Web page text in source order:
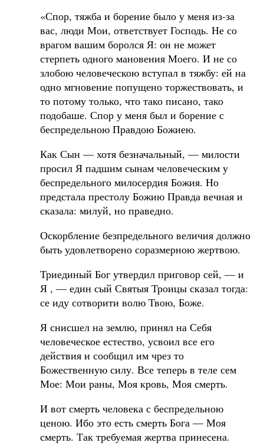
«Спор, тяжба и борение было у меня из-за
вас, люди Мои, ответствует Господь. Не со
врагом вашим боролся Я: он не может
стерпеть одного мановения Моего. И не со
злобою человеческою вступал в тяжбу: ей на
одно мгновение попущено торжествовать, и
то потому только, что тако писано, тако
подобаше. Спор у меня был и борение с
беспредельною Правдою Божиею.
Как Сын — хотя безначальный, — милости
просил Я падшим сынам человеческим у
беспредельного милосердия Божия. Но
предстала престолу Божию Правда вечная и
сказала: милуй, но праведно.
Оскорбление безпредельного величия должно
быть удовлетворено соразмерною жертвою.
Триединый Бог утвердил приговор сей, — и
Я , — един сый Святыя Троицы сказал тогда:
се иду сотворити волю Твою, Боже.
Я снисшел на землю, принял на Себя
человеческое естество, усвоил все его
действия и сообщил им чрез то
Божественную силу. Все теперь в теле сем
Мое: Мои раны, Моя кровь, Моя смерть.
И вот смерть человека с беспредельною
ценою. Ибо это есть смерть Бога — Моя
смерть. Так требуемая жертва принесена.